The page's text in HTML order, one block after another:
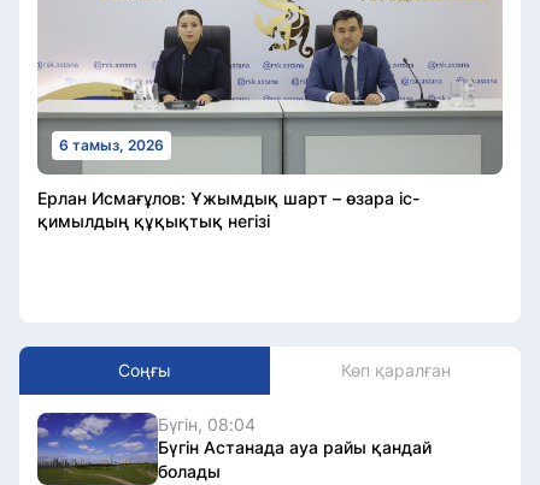
6 тамыз, 2026
Ерлан Исмағұлов: Ұжымдық шарт – өзара іс-
қимылдың құқықтық негізі
Соңғы Көп қаралған
Бүгін, 08:04
Бүгін Астанада ауа райы қандай
болады